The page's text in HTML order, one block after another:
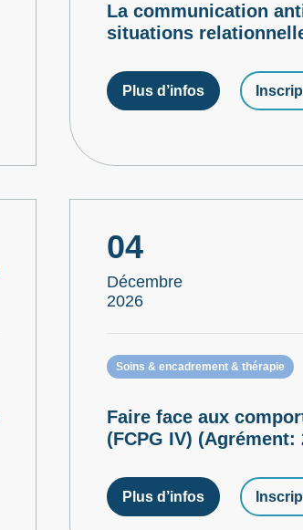
La communication
situations
Plus d’infos
04
Décembre
2026
Soins & encadrement & thérapie
Faire face aux
(FCPG IV) (Agrément:
Plus d’infos